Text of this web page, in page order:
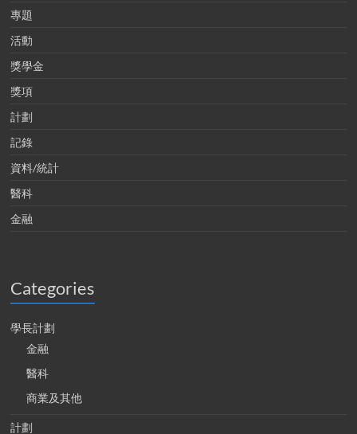
專題
活動
獎學金
獎項
計劃
記錄
資料/統計
醫科
金融
Categories
學長計劃
金融
醫科
商業及其他
計劃